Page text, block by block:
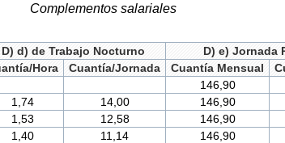
Complementos salariales
D) d) de Trabajo Nocturno
D) e) Jornada
Hora
Cuantía/Jornada Cuantía Mensual
146,90
1,74 14,00 146,90
1,53 12,58 146,90
1,40 11,14 146,90